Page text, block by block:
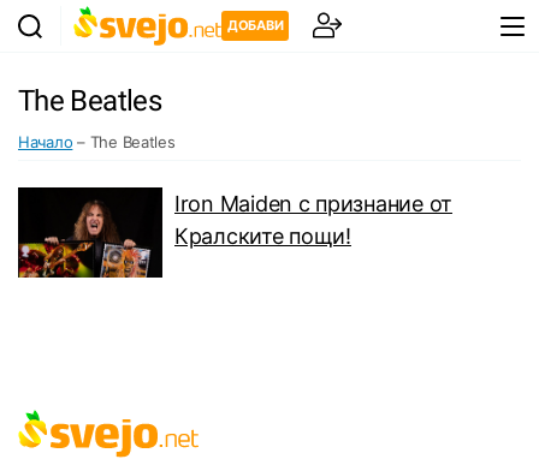
ДОБАВИ
Тhe Beatles
Начало – Тhe Beatles
Iron Maiden с признание от
Кралските пощи!